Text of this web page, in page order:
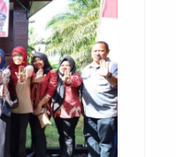
dan
Promosi
Wisata